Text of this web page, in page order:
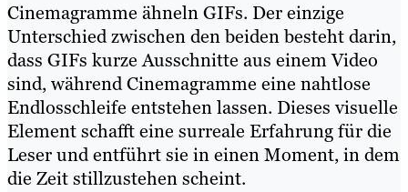
Cinemagramme ähneln GIFs. Der einzige
Unterschied zwischen den beiden besteht darin,
dass GIFs kurze Ausschnitte aus einem Video
sind, während Cinemagramme eine nahtlose
Endlosschleife entstehen lassen. Dieses visuelle
Element schafft eine surreale Erfahrung für die
Leser und entführt sie in einen Moment, in dem
die Zeit stillzustehen scheint.